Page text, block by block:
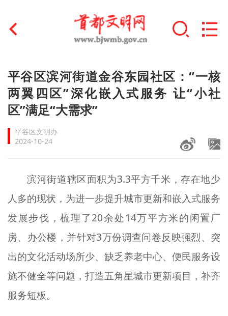
首页
文明创建
+
文明实践
文明培育
+
榜样人物
+
身边好人
文明评论
北京宣传文化引导基金
宣传思想文化人才
平谷区滨河街道金谷东园社区：“一核
两翼四区”深化嵌入式服务 让“小社
区”满足“大需求”
平谷区文明办
2024-10-24
滨河街道辖区面积为3.3平方千米，存在地少
人多的现状，为进一步提升城市更新和嵌入式服务
发展步伐，梳理了20余处14万平方米的闲置厂
房、办公楼，并针对3万份调查问卷反映强烈、突
出的文化活动场所少、缺乏养老中心、便民服务设
施不健全等问题，打造五角星城市更新项目，补齐
服务短板。